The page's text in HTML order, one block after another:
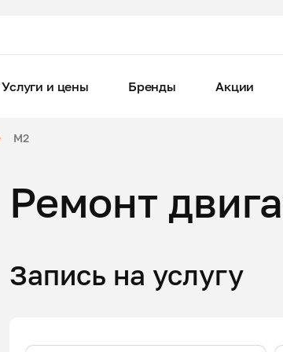
Услуги и цены Бренды Акции
M2
Ремонт
Запись на услугу